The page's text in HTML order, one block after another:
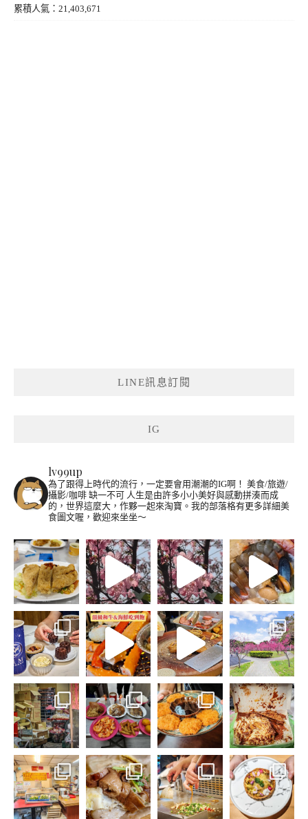
累積人氣：21,403,671
LINE訊息訂閱
IG
lv99up
為了跟得上時代的流行，一定要會用潮潮的IG啊！ 美食/旅遊/
攝影/咖啡 缺一不可 人生是由許多小小美好與感動拼湊而成
的，世界這麼大，作夥一起來淘寶。我的部落格有更多詳細美
食圖文喔，歡迎來坐坐～